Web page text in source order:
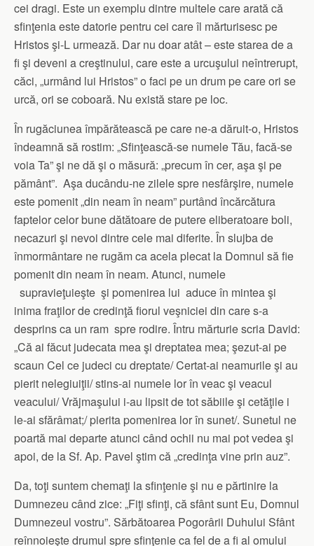
cei dragi. Este un exemplu dintre multele care arată că
sfinţenia este datorie pentru cei care îl mărturisesc pe
Hristos şi-L urmează. Dar nu doar atât – este starea de a
fi şi deveni a creştinului, care este a urcuşului neîntrerupt,
căci, „urmând lui Hristos” o faci pe un drum pe care ori se
urcă, ori se coboară. Nu există stare pe loc.
În rugăciunea împărătească pe care ne-a dăruit-o, Hristos
îndeamnă să rostim: „Sfinţească-se numele Tău, facă-se
voia Ta” şi ne dă şi o măsură: „precum în cer, aşa şi pe
pământ”. Aşa ducându-ne zilele spre nesfârşire, numele
este pomenit „din neam în neam” purtând încărcătura
faptelor celor bune dătătoare de putere eliberatoare boli,
necazuri şi nevoi dintre cele mai diferite. În slujba de
înmormântare ne rugăm ca acela plecat la Domnul să fie
pomenit din neam în neam. Atunci, numele
supravieţuieşte şi pomenirea lui aduce în mintea şi
inima fraţilor de credinţă fiorul veşniciei din care s-a
desprins ca un ram spre rodire. Întru mărturie scria David:
„Că ai făcut judecata mea şi dreptatea mea; şezut-ai pe
scaun Cel ce judeci cu dreptate/ Certat-ai neamurile şi au
pierit nelegiuiţii/ stins-ai numele lor în veac şi veacul
veacului/ Vrăjmaşului i-au lipsit de tot săbiile şi cetăţile i
le-ai sfărâmat;/ pierita pomenirea lor în sunet/. Sunetul ne
poartă mai departe atunci când ochii nu mai pot vedea şi
apoi, de la Sf. Ap. Pavel ştim că „credinţa vine prin auz”.
Da, toţi suntem chemaţi la sfinţenie şi nu e părtinire la
Dumnezeu când zice: „Fiţi sfinţi, că sfânt sunt Eu, Domnul
Dumnezeul vostru”. Sărbătoarea Pogorârii Duhului Sfânt
reînnoieşte drumul spre sfinţenie ca fel de a fi al omului